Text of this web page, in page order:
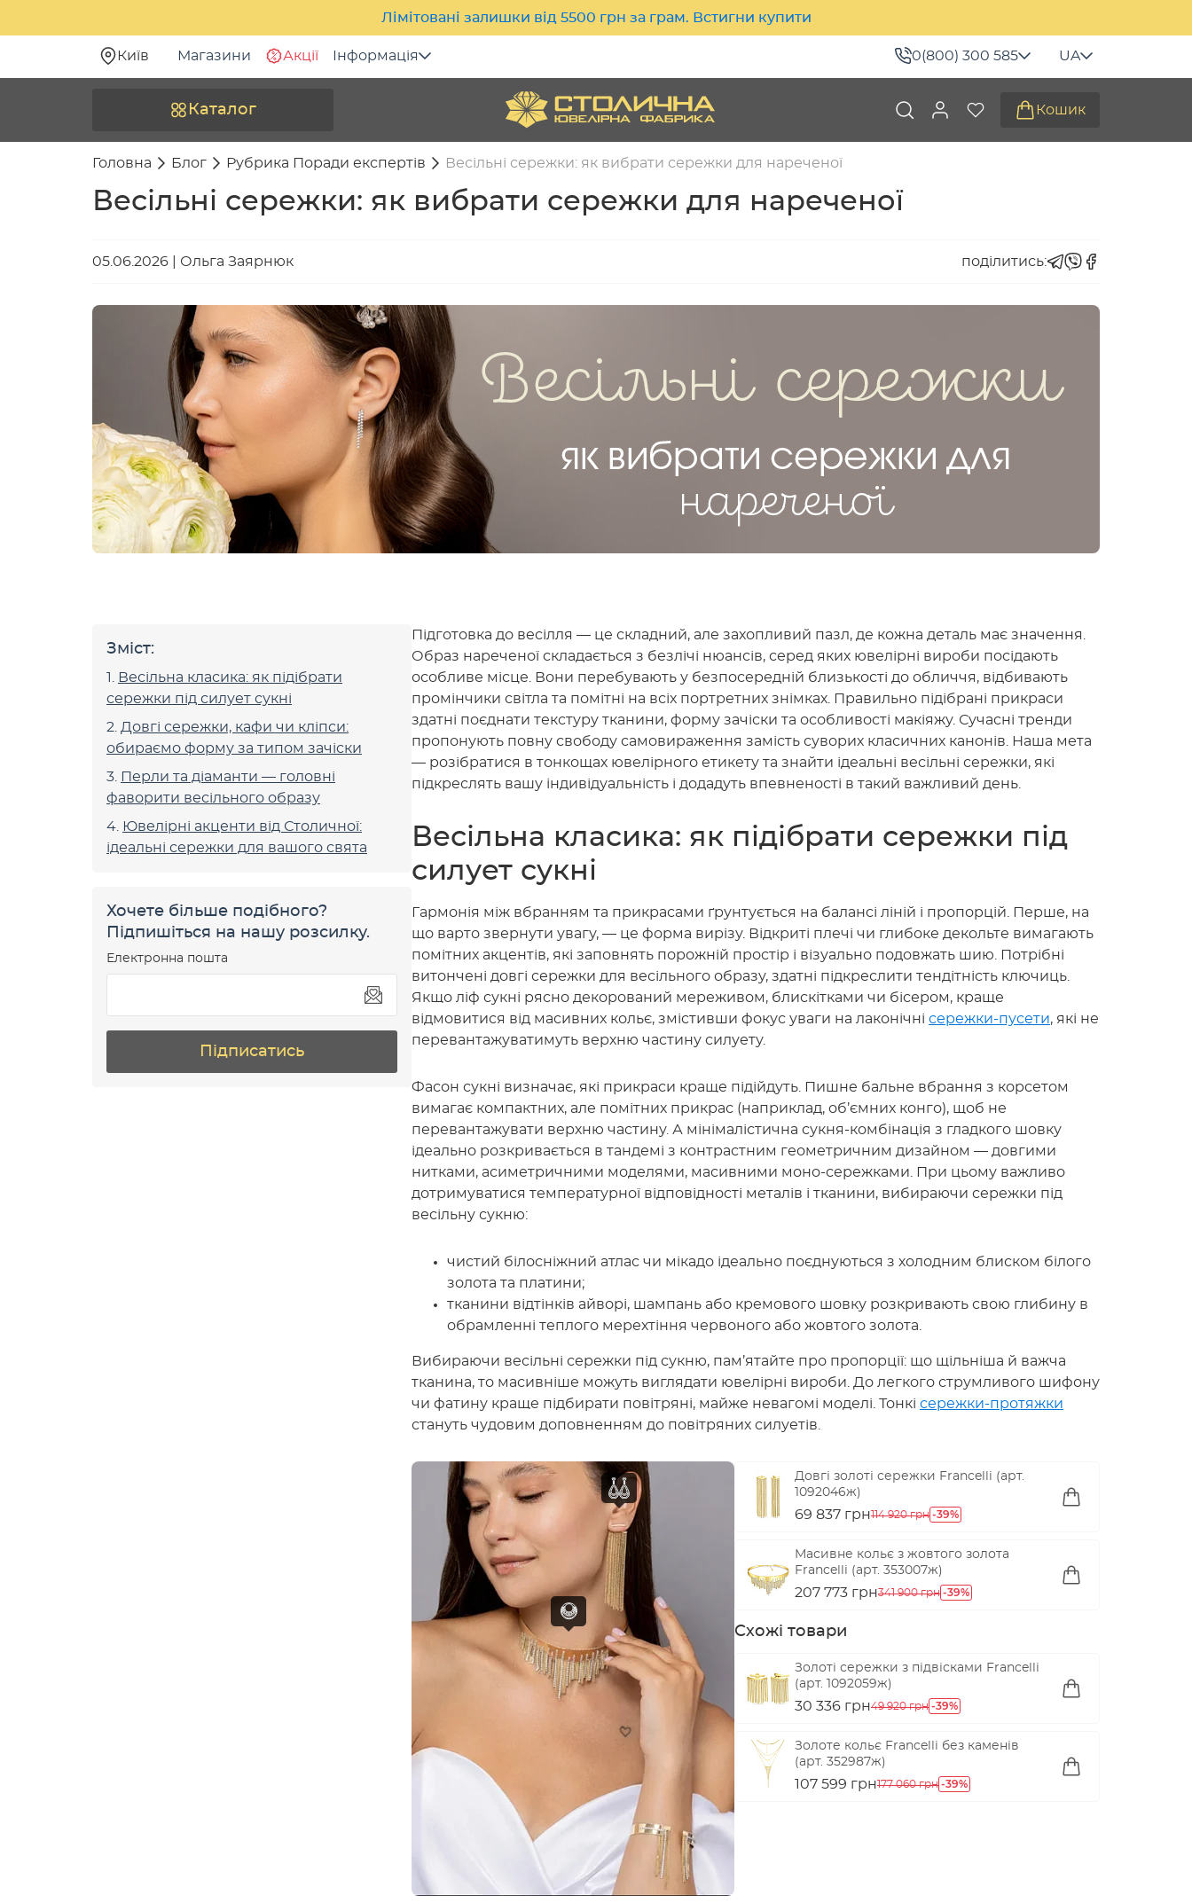
Лімітовані залишки від 5500 грн за грам. Встигни купити
Київ Магазини Акції Інформація 0(800) 300 585 UA
Каталог Кошик
Головна Блог Рубрика Поради експертів Весільні сережки: як вибрати сережки для нареченої
Весільні сережки: як вибрати сережки для нареченої
05.06.2026 Ольга Заярнюк поділитись:
Зміст:
Весільна класика: як підібрати
сережки під силует сукні
Довгі сережки, кафи чи кліпси:
обираємо форму за типом зачіски
Перли та діаманти — головні
фаворити весільного образу
Ювелірні акценти від Столичної:
ідеальні сережки для вашого свята
Хочете більше подібного?
Підпишіться на нашу розсилку.
Електронна пошта
Підписатись
Підготовка до весілля — це складний, але захопливий пазл, де кожна деталь має значення.
Образ нареченої складається з безлічі нюансів, серед яких ювелірні вироби посідають
особливе місце. Вони перебувають у безпосередній близькості до обличчя, відбивають
промінчики світла та помітні на всіх портретних знімках. Правильно підібрані прикраси
здатні поєднати текстуру тканини, форму зачіски та особливості макіяжу. Сучасні тренди
пропонують повну свободу самовираження замість суворих класичних канонів. Наша мета
— розібратися в тонкощах ювелірного етикету та знайти ідеальні весільні сережки, які
підкреслять вашу індивідуальність і додадуть впевненості в такий важливий день.
Весільна класика: як підібрати сережки під
силует сукні
Гармонія між вбранням та прикрасами ґрунтується на балансі ліній і пропорцій. Перше, на
що варто звернути увагу, — це форма вирізу. Відкриті плечі чи глибоке декольте вимагають
помітних акцентів, які заповнять порожній простір і візуально подовжать шию. Потрібні
витончені довгі сережки для весільного образу, здатні підкреслити тендітність ключиць.
Якщо ліф сукні рясно декорований мереживом, блискітками чи бісером, краще
відмовитися від масивних кольє, змістивши фокус уваги на лаконічні сережки-пусети, які не
перевантажуватимуть верхню частину силуету.
Фасон сукні визначає, які прикраси краще підійдуть. Пишне бальне вбрання з корсетом
вимагає компактних, але помітних прикрас (наприклад, об’ємних конго), щоб не
перевантажувати верхню частину. А мінімалістична сукня-комбінація з гладкого шовку
ідеально розкривається в тандемі з контрастним геометричним дизайном — довгими
нитками, асиметричними моделями, масивними моно-сережками. При цьому важливо
дотримуватися температурної відповідності металів і тканини, вибираючи сережки під
весільну сукню:
чистий білосніжний атлас чи мікадо ідеально поєднуються з холодним блиском білого
золота та платини;
тканини відтінків айворі, шампань або кремового шовку розкривають свою глибину в
обрамленні теплого мерехтіння червоного або жовтого золота.
Вибираючи весільні сережки під сукню, пам’ятайте про пропорції: що щільніша й важча
тканина, то масивніше можуть виглядати ювелірні вироби. До легкого струмливого шифону
чи фатину краще підбирати повітряні, майже невагомі моделі. Тонкі сережки-протяжки
стануть чудовим доповненням до повітряних силуетів.
Довгі золоті сережки Francelli (арт.
1092046ж)
69 837 грн114 920 грн -39%
Масивне кольє з жовтого золота
Francelli (арт. 353007ж)
207 773 грн341 900 грн -39%
Схожі товари
Золоті сережки з підвісками Francelli
(арт. 1092059ж)
30 336 грн49 920 грн -39%
Золоте кольє Francelli без каменів
(арт. 352987ж)
107 599 грн177 060 грн -39%